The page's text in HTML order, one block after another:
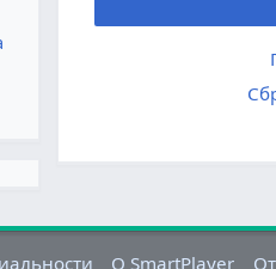
О SmartPlayer